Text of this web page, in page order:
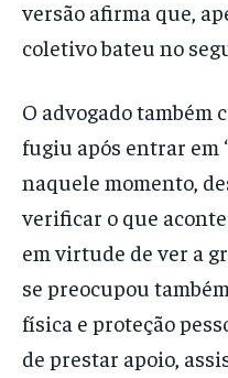
versão afirma que,
coletivo bateu no
O advogado também
fugiu após entrar em
naquele momento,
verificar o que
em virtude de ver a
se preocupou
física e proteção
de prestar apoio,